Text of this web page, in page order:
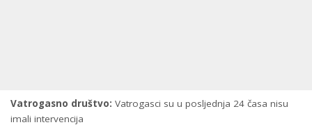
Vatrogasno društvo: Vatrogasci su u posljednja 24 časa nisu
imali intervencija